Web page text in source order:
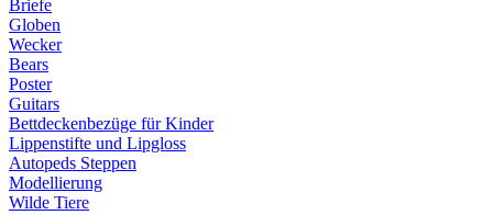
Briefe
Globen
Wecker
Bears
Poster
Guitars
Bettdeckenbezüge für Kinder
Lippenstifte und Lipgloss
Autopeds Steppen
Modellierung
Wilde Tiere